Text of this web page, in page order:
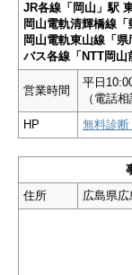
JR各線「岡山」駅
岡山電軌清輝橋線
岡山電軌東山線「
バス各線「NTT岡山
営業時間
平日
（電話
HP
無料診断
住所
広島県